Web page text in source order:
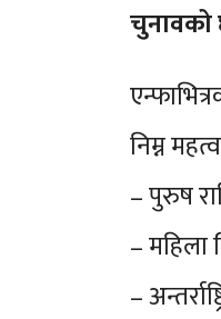
निम्न
– पुरुष
– महिला
–